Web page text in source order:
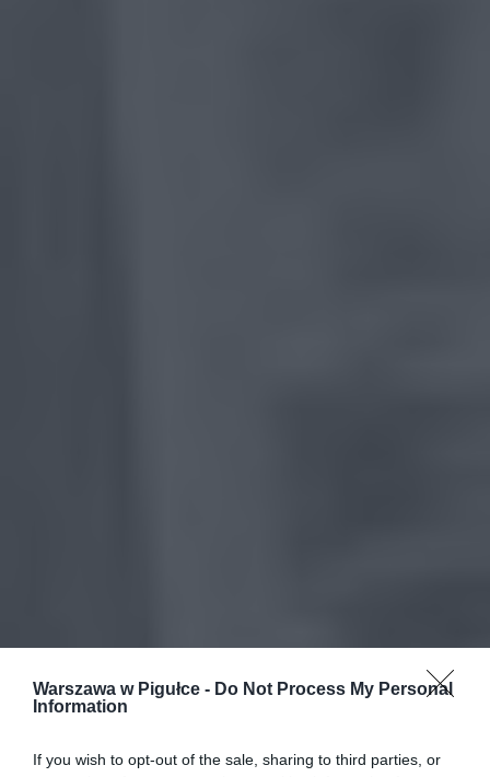
Warszawa w Pigułce - Do Not Process My Personal
Information
If you wish to opt-out of the sale, sharing to third parties, or